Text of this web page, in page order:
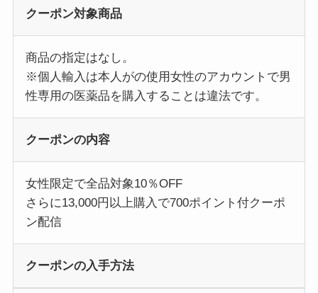
クーポン対象商品
商品の指定はなし。
※個人輸入は本人がの使用女性のアカウントで男
性専用の医薬品を購入することは違法です。
クーポンの内容
女性限定で全品対象10％OFF
さらに13,000円以上購入で700ポイント付クーポ
ン配信
クーポンの入手方法